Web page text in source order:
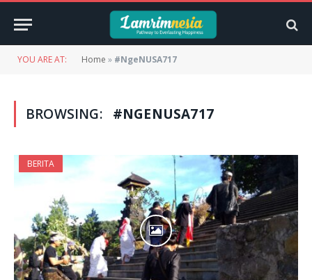
YOU ARE AT: Home » #NgeNUSA717
BROWSING: #NGENUSA717
BERITA